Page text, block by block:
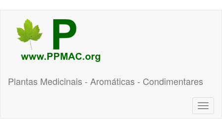
conteúdo
principal
Plantas Medicinais - Aromáticas - Condimentares